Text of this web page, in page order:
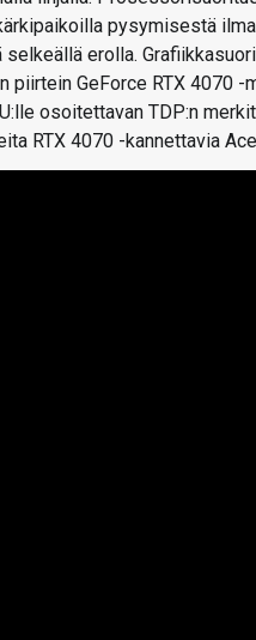
pysymisestä
erolla.
piirtein GeForce RTX 4070
osoitettavan TDP:n
RTX 4070 -kannettavia